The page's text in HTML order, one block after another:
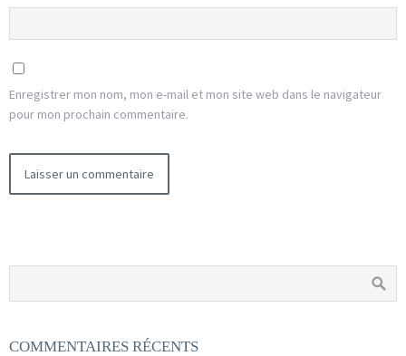
Enregistrer mon nom, mon e-mail et mon site web dans le navigateur
pour mon prochain commentaire.
COMMENTAIRES RÉCENTS